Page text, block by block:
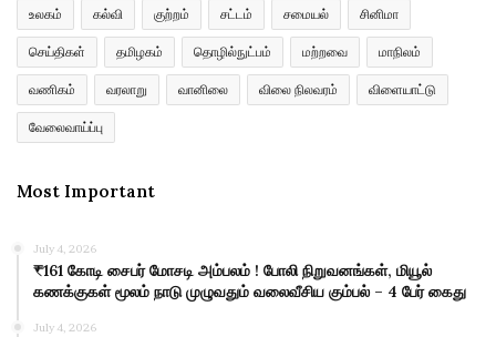
உலகம் கல்வி குற்றம் சட்டம் சமையல் சினிமா
செய்திகள் தமிழகம் தொழில்நுட்பம் மற்றவை மாநிலம்
வணிகம் வரலாறு வானிலை விலை நிலவரம் விளையாட்டு
வேலைவாய்ப்பு
Most Important
July 4, 2026
₹161 கோடி சைபர் மோசடி அம்பலம் ! போலி நிறுவனங்கள், மியூல்
கணக்குகள் மூலம் நாடு முழுவதும் வலைவீசிய கும்பல் – 4 பேர் கைது
July 4, 2026